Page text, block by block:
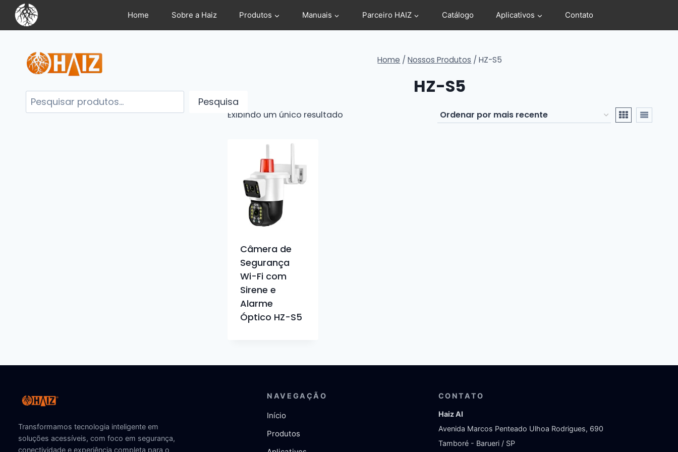
Home Sobre a Haiz Produtos Manuais Parceiro HAIZ Catálogo Aplicativos Contato
Home / Nossos Produtos / HZ-S5
HZ-S5
Exibindo um único resultado
Câmera de
Segurança
Wi-Fi com
Sirene e
Alarme
Óptico HZ-S5
Pesquisa
Transformamos tecnologia inteligente em
soluções acessíveis, com foco em segurança,
conectividade e experiência completa para o
NAVEGAÇÃO
Início
Produtos
CONTATO
Haiz AI
Avenida Marcos Penteado Ulhoa Rodrigues, 690
Tamboré - Barueri / SP